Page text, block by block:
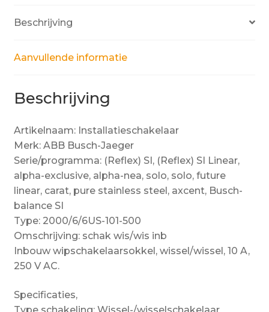
Beschrijving
Aanvullende informatie
Beschrijving
Artikelnaam: Installatieschakelaar
Merk: ABB Busch-Jaeger
Serie/programma: (Reflex) SI, (Reflex) SI Linear,
alpha-exclusive, alpha-nea, solo, solo, future
linear, carat, pure stainless steel, axcent, Busch-
balance SI
Type: 2000/6/6US-101-500
Omschrijving: schak wis/wis inb
Inbouw wipschakelaarsokkel, wissel/wissel, 10 A,
250 V AC.
Specificaties,